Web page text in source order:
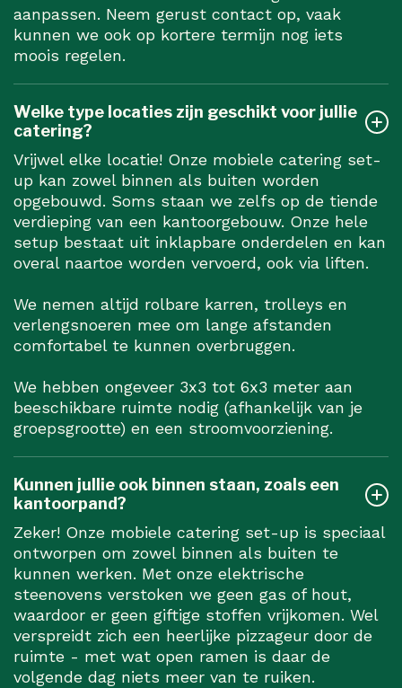
aanpassen. Neem gerust contact op, vaak
kunnen we ook op kortere termijn nog iets
moois regelen.
Welke type locaties zijn geschikt voor jullie
catering?
Vrijwel elke locatie! Onze mobiele catering set-
up kan zowel binnen als buiten worden
opgebouwd. Soms staan we zelfs op de tiende
verdieping van een kantoorgebouw. Onze hele
setup bestaat uit inklapbare onderdelen en kan
overal naartoe worden vervoerd, ook via liften.
We nemen altijd rolbare karren, trolleys en
verlengsnoeren mee om lange afstanden
comfortabel te kunnen overbruggen.
We hebben ongeveer 3x3 tot 6x3 meter aan
beeschikbare ruimte nodig (afhankelijk van je
groepsgrootte) en een stroomvoorziening.
Kunnen jullie ook binnen staan, zoals een
kantoorpand?
Zeker! Onze mobiele catering set-up is speciaal
ontworpen om zowel binnen als buiten te
kunnen werken. Met onze elektrische
steenovens verstoken we geen gas of hout,
waardoor er geen giftige stoffen vrijkomen. Wel
verspreidt zich een heerlijke pizzageur door de
ruimte - met wat open ramen is daar de
volgende dag niets meer van te ruiken.